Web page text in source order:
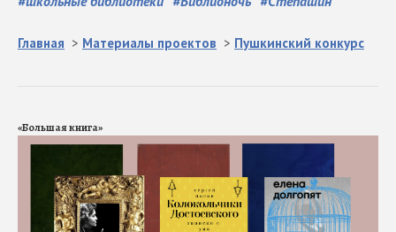
Главная > Материалы проектов > Пушкинский конкурс
«Большая книга»